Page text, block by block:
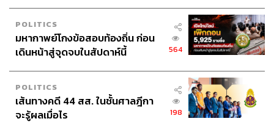
อาจารย์มองว่า ปัญหาใหญ่ในขณะนี้ คือ การสื่อสารทางการ
เมือง เพราะรัฐบาลมีปัญหาในการสื่อสาร สะท้อนจากข้อมูล
รัฐบาลกับของสื่อหรือนักวิชาการที่เป็นคนละชุดกัน ก่อนจะ
ทิ้งท้ายว่า การรักษาสมดุลทางภูมิรัฐศาสตร์ของโครงการ
สำคัญ เพราะหากพึ่งพาฝั่งใดฝั่งหนึ่งมากเกินไป ท้ายที่สุดไทย
อาจตกอยู่ใน ‘กับดักหนี้’ (Debt Trap) เหมือนกรณีของจีน-ศรี
ลังกา
POLITICS
มหากาพย์โกงข้อสอบท้องถิ่น ก่อน
เดินหน้าสู่จุดจบในสัปดาห์นี้
564
POLITICS
เส้นทางคดี 44 สส. ในชั้นศาลฎีกา
จะรู้ผลเมื่อไร
198